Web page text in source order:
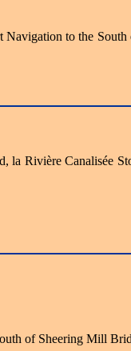
Navigation to the
la Rivière Canalisée
of Sheering Mill